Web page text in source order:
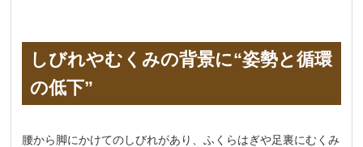
しびれやむくみの背景に“姿勢と循環
の低下”
腰から脚にかけてのしびれがあり、ふくらはぎや足裏にむくみ